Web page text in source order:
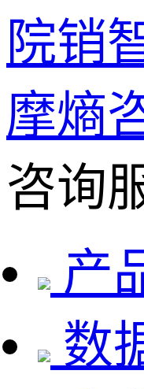
院销
摩熵
咨询
产
数